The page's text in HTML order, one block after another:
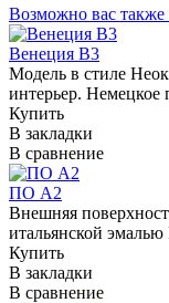
Возможно вас также
Венеция В3
Модель в стиле
интерьер.
Купить
В закладки
В сравнение
ПО А2
Внешняя
итальянской
Купить
В закладки
В сравнение